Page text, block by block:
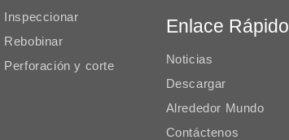
Inspeccionar
Rebobinar
Perforación y corte
Enlace Rápido
Noticias
Descargar
Alrededor Mundo
Contáctenos